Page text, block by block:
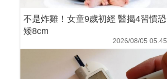
不是炸雞！女童9歲初經 醫揭4習慣恐
矮8cm
2026/08/05 05:45